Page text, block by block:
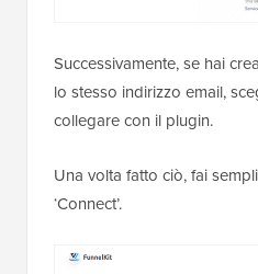
Successivamente, se hai
lo stesso indirizzo email,
collegare con il plugin.
Una volta fatto ciò, fai
‘Connect’.